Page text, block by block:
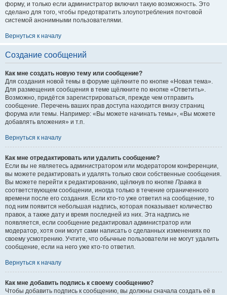
форму, и только если администратор включил такую возможность. Это
сделано для того, чтобы предотвратить злоупотребления почтовой
системой анонимными пользователями.
Вернуться к началу
Создание сообщений
Как мне создать новую тему или сообщение?
Для создания новой темы в форуме щёлкните по кнопке «Новая тема».
Для размещения сообщения в теме щёлкните по кнопке «Ответить».
Возможно, придётся зарегистрироваться, прежде чем отправить
сообщение. Перечень ваших прав доступа находится внизу страниц
форума или темы. Например: «Вы можете начинать темы», «Вы можете
добавлять вложения» и т.п.
Вернуться к началу
Как мне отредактировать или удалить сообщение?
Если вы не являетесь администратором или модератором конференции,
вы можете редактировать и удалять только свои собственные сообщения.
Вы можете перейти к редактированию, щёлкнув по кнопке Правка в
соответствующем сообщении, иногда только в течение ограниченного
времени после его создания. Если кто-то уже ответил на сообщение, то
под ним появится небольшая надпись, которая показывает количество
правок, а также дату и время последней из них. Эта надпись не
появляется, если сообщение редактировал администратор или
модератор, хотя они могут сами написать о сделанных изменениях по
своему усмотрению. Учтите, что обычные пользователи не могут удалить
сообщение, если на него уже кто-то ответил.
Вернуться к началу
Как мне добавить подпись к своему сообщению?
Чтобы добавить подпись к сообщению, вы должны сначала создать её в